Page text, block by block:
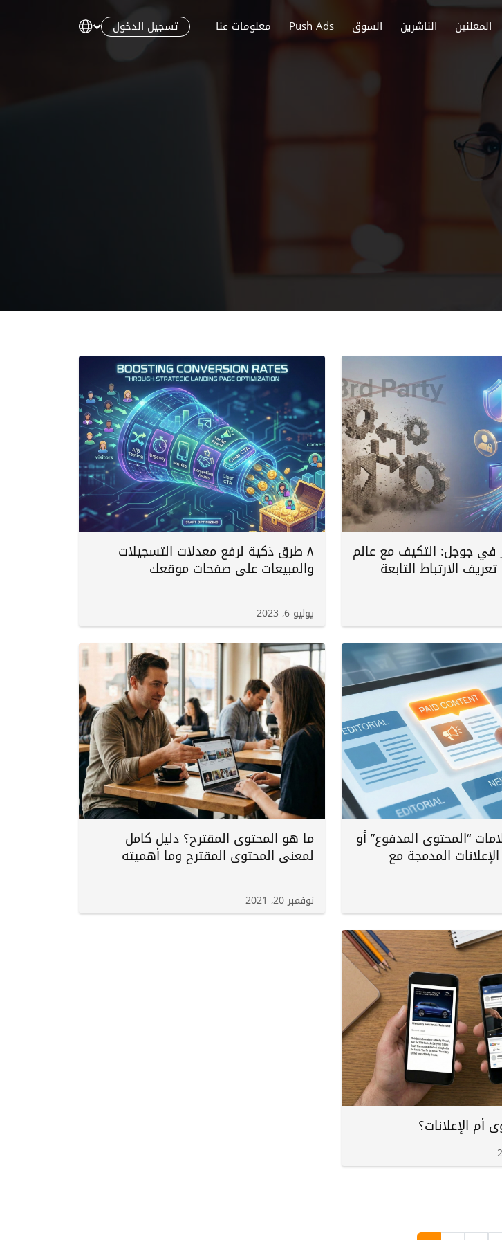
المعلنين الناشرين السوق Push Ads معلومات عنا تسجيل الدخول
في جوجل: التكيف مع عالم
الارتباط التابعة
٨ طرق ذكية لرفع معدلات التسجيلات
والمبيعات على صفحات موقعك
يوليو 6, 2023
“المحتوى المدفوع” أو
الإعلانات المدمجة مع
ما هو المحتوى المقترح؟ دليل كامل
لمعنى المحتوى المقترح وما أهميته
نوفمبر 20, 2021
الإعلانات؟